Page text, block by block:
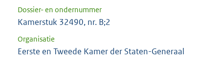
Dossier- en ondernummer
Kamerstuk 32490, nr. B;2
Organisatie
Eerste en Tweede Kamer der Staten-Generaal